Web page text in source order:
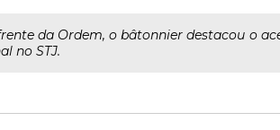
da Ordem, o bâtonnier destacou o
no STJ.